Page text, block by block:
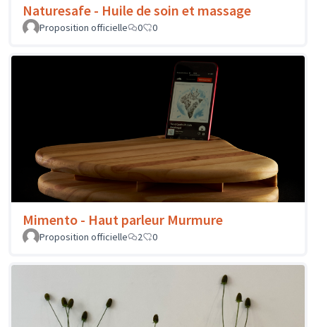
Naturesafe - Huile de soin et massage
Proposition officielle 0 0
Mimento - Haut parleur Murmure
Proposition officielle 2 0